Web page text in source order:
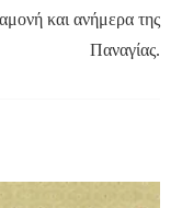
και ανήμερα της
Παναγίας.